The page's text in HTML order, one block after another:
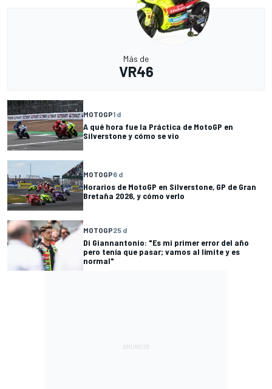
Más de
VR46
MOTOGP1 d
A qué hora fue la Práctica de MotoGP en
Silverstone y cómo se vio
MOTOGP6 d
Horarios de MotoGP en Silverstone, GP de Gran
Bretaña 2026, y cómo verlo
MOTOGP25 d
Di Giannantonio: "Es mi primer error del año
pero tenía que pasar; vamos al límite y es
normal"